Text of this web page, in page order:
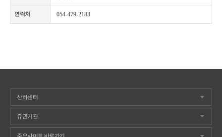
연락처 054-479-2183